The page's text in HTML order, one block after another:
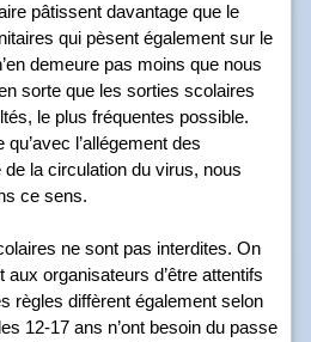
pâtissent davantage que le
qui pèsent également sur le
demeure pas moins que nous
sorte que les sorties scolaires
le plus fréquentes possible.
l’allégement des
la circulation du virus, nous
ce sens.
ne sont pas interdites. On
organisateurs d’être attentifs
règles diffèrent également selon
12-17 ans n’ont besoin du passe